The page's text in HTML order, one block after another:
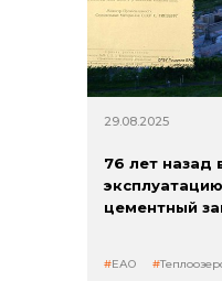
29.08.2025
76 лет назад
цементный
ЕАО